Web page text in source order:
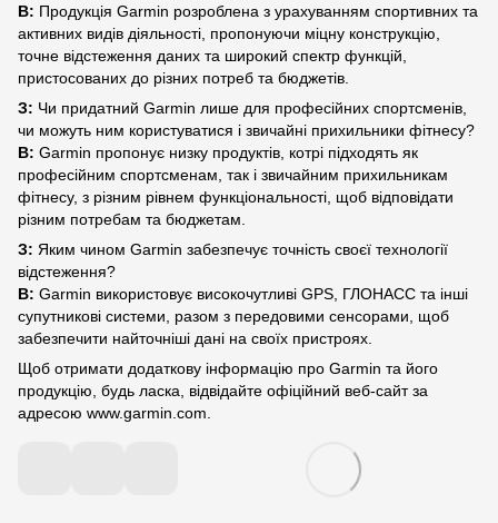
В: Продукція Garmin розроблена з урахуванням спортивних та
активних видів діяльності, пропонуючи міцну конструкцію,
точне відстеження даних та широкий спектр функцій,
пристосованих до різних потреб та бюджетів.
З: Чи придатний Garmin лише для професійних спортсменів,
чи можуть ним користуватися і звичайні прихильники фітнесу?
В: Garmin пропонує низку продуктів, котрі підходять як
професійним спортсменам, так і звичайним прихильникам
фітнесу, з різним рівнем функціональності, щоб відповідати
різним потребам та бюджетам.
З: Яким чином Garmin забезпечує точність своєї технології
відстеження?
В: Garmin використовує високочутливі GPS, ГЛОНАСС та інші
супутникові системи, разом з передовими сенсорами, щоб
забезпечити найточніші дані на своїх пристроях.
Щоб отримати додаткову інформацію про Garmin та його
продукцію, будь ласка, відвідайте офіційний веб-сайт за
адресою www.garmin.com.